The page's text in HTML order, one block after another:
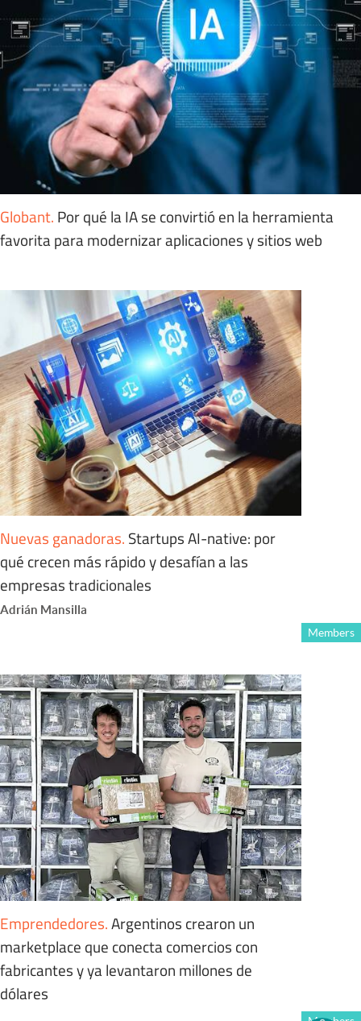
Globant. Por qué la IA se convirtió en la herramienta
favorita para modernizar aplicaciones y sitios web
Nuevas ganadoras. Startups AI-native: por
qué crecen más rápido y desafían a las
empresas tradicionales
Adrián Mansilla
Members
Emprendedores.Argentinos crearon un
marketplace que conecta comercios con
fabricantes y ya levantaron millones de
dólares